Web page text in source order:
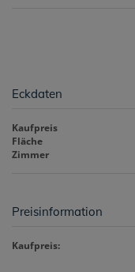
Eckdaten
Kaufpreis
Fläche
Zimmer
Preisinformation
Kaufpreis: